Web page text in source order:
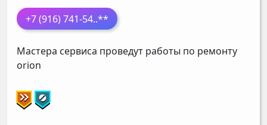
+7 (916) 741-54..**
Мастера сервиса проведут работы по ремонту
orion